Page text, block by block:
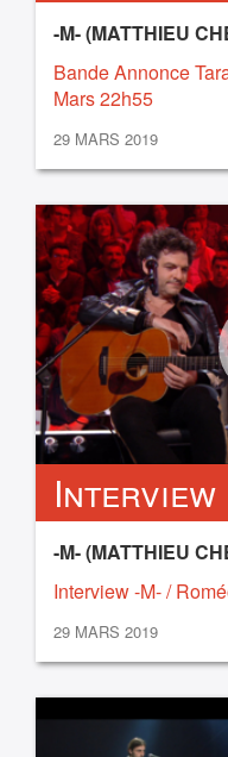
Bande Annonce
Mars 22h55
29 MARS 2019
Interview
-M- (MATTHIEU
Interview -M- /
29 MARS 2019